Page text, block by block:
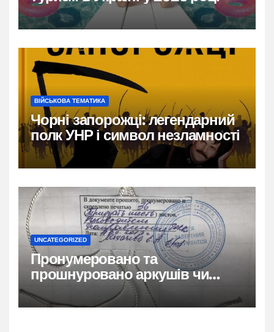
ВІЙСЬКОВА ТЕМАТИКА
Чорні запорожці: легендарний
полк УНР і символ незламності
UNCATEGORIZED
Пронумеровано та
прошнуровано аркушів чи
сторінок: повний гайд